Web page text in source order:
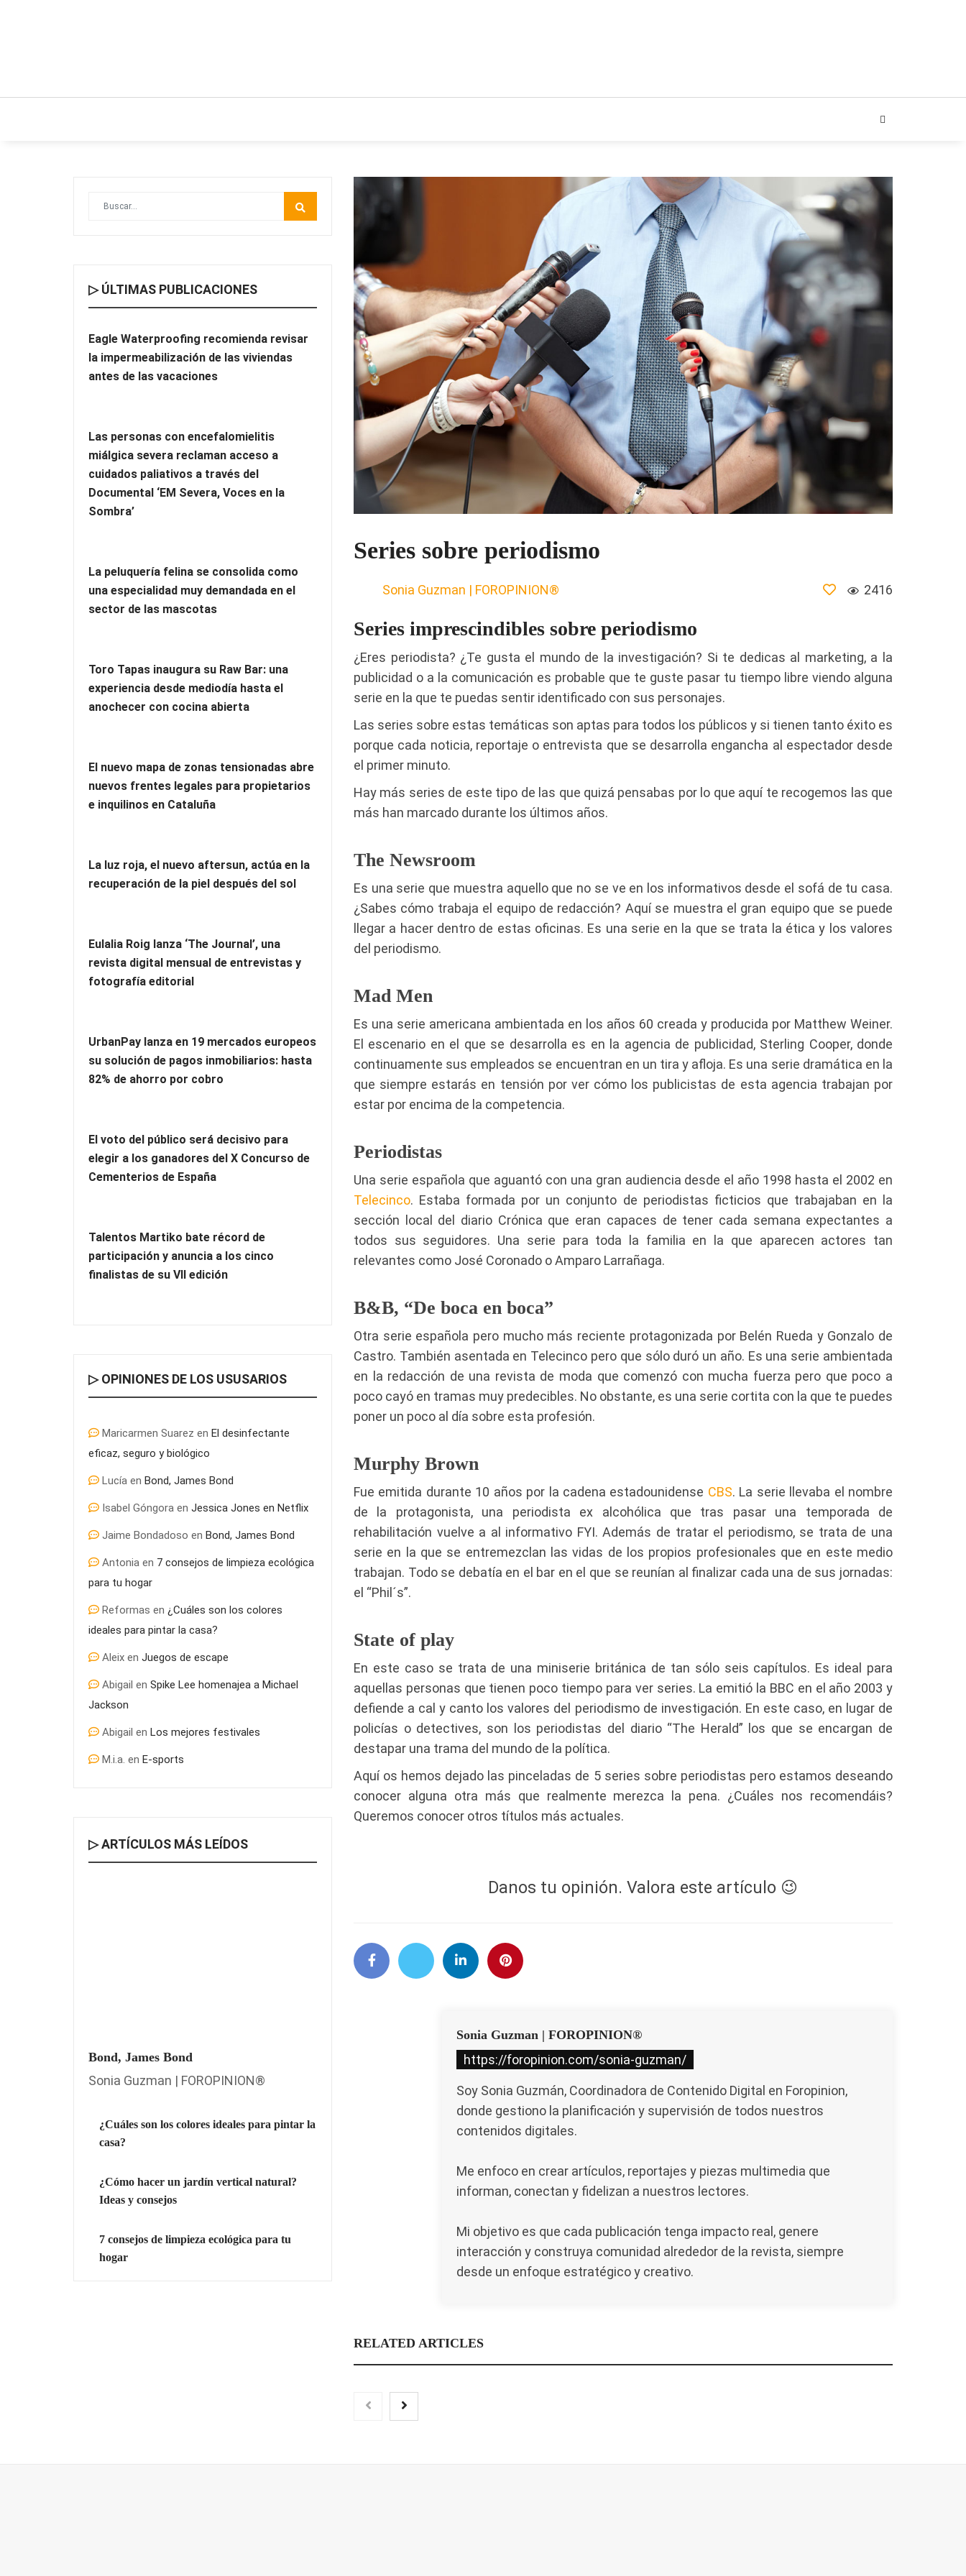
Series sobre periodismo
Sonia Guzman | FOROPINION® 2416
Series imprescindibles sobre periodismo
¿Eres periodista? ¿Te gusta el mundo de la investigación? Si te dedicas al marketing, a la
publicidad o a la comunicación es probable que te guste pasar tu tiempo libre viendo alguna
serie en la que te puedas sentir identificado con sus personajes.
Las series sobre estas temáticas son aptas para todos los públicos y si tienen tanto éxito es
porque cada noticia, reportaje o entrevista que se desarrolla engancha al espectador desde
el primer minuto.
Hay más series de este tipo de las que quizá pensabas por lo que aquí te recogemos las que
más han marcado durante los últimos años.
The Newsroom
Es una serie que muestra aquello que no se ve en los informativos desde el sofá de tu casa.
¿Sabes cómo trabaja el equipo de redacción? Aquí se muestra el gran equipo que se puede
llegar a hacer dentro de estas oficinas. Es una serie en la que se trata la ética y los valores
del periodismo.
Mad Men
Es una serie americana ambientada en los años 60 creada y producida por Matthew Weiner.
El escenario en el que se desarrolla es en la agencia de publicidad, Sterling Cooper, donde
continuamente sus empleados se encuentran en un tira y afloja. Es una serie dramática en la
que siempre estarás en tensión por ver cómo los publicistas de esta agencia trabajan por
estar por encima de la competencia.
Periodistas
Una serie española que aguantó con una gran audiencia desde el año 1998 hasta el 2002 en
Telecinco. Estaba formada por un conjunto de periodistas ficticios que trabajaban en la
sección local del diario Crónica que eran capaces de tener cada semana expectantes a
todos sus seguidores. Una serie para toda la familia en la que aparecen actores tan
relevantes como José Coronado o Amparo Larrañaga.
B&B, “De boca en boca”
Otra serie española pero mucho más reciente protagonizada por Belén Rueda y Gonzalo de
Castro. También asentada en Telecinco pero que sólo duró un año. Es una serie ambientada
en la redacción de una revista de moda que comenzó con mucha fuerza pero que poco a
poco cayó en tramas muy predecibles. No obstante, es una serie cortita con la que te puedes
poner un poco al día sobre esta profesión.
Murphy Brown
Fue emitida durante 10 años por la cadena estadounidense CBS. La serie llevaba el nombre
de la protagonista, una periodista ex alcohólica que tras pasar una temporada de
rehabilitación vuelve a al informativo FYI. Además de tratar el periodismo, se trata de una
serie en la que se entremezclan las vidas de los propios profesionales que en este medio
trabajan. Todo se debatía en el bar en el que se reunían al finalizar cada una de sus jornadas:
el “Phil´s”.
State of play
En este caso se trata de una miniserie británica de tan sólo seis capítulos. Es ideal para
aquellas personas que tienen poco tiempo para ver series. La emitió la BBC en el año 2003 y
defiende a cal y canto los valores del periodismo de investigación. En este caso, en lugar de
policías o detectives, son los periodistas del diario “The Herald” los que se encargan de
destapar una trama del mundo de la política.
Aquí os hemos dejado las pinceladas de 5 series sobre periodistas pero estamos deseando
conocer alguna otra más que realmente merezca la pena. ¿Cuáles nos recomendáis?
Queremos conocer otros títulos más actuales.
Danos tu opinión. Valora este artículo 😉
Sonia Guzman | FOROPINION®
https://foropinion.com/sonia-guzman/
Soy Sonia Guzmán, Coordinadora de Contenido Digital en Foropinion,
donde gestiono la planificación y supervisión de todos nuestros
contenidos digitales.
Me enfoco en crear artículos, reportajes y piezas multimedia que
informan, conectan y fidelizan a nuestros lectores.
Mi objetivo es que cada publicación tenga impacto real, genere
interacción y construya comunidad alrededor de la revista, siempre
desde un enfoque estratégico y creativo.
RELATED ARTICLES
▷ ÚLTIMAS PUBLICACIONES
Eagle Waterproofing recomienda revisar
la impermeabilización de las viviendas
antes de las vacaciones
Las personas con encefalomielitis
miálgica severa reclaman acceso a
cuidados paliativos a través del
Documental ‘EM Severa, Voces en la
Sombra’
La peluquería felina se consolida como
una especialidad muy demandada en el
sector de las mascotas
Toro Tapas inaugura su Raw Bar: una
experiencia desde mediodía hasta el
anochecer con cocina abierta
El nuevo mapa de zonas tensionadas abre
nuevos frentes legales para propietarios
e inquilinos en Cataluña
La luz roja, el nuevo aftersun, actúa en la
recuperación de la piel después del sol
Eulalia Roig lanza ‘The Journal’, una
revista digital mensual de entrevistas y
fotografía editorial
UrbanPay lanza en 19 mercados europeos
su solución de pagos inmobiliarios: hasta
82% de ahorro por cobro
El voto del público será decisivo para
elegir a los ganadores del X Concurso de
Cementerios de España
Talentos Martiko bate récord de
participación y anuncia a los cinco
finalistas de su VII edición
▷ OPINIONES DE LOS USUSARIOS
Maricarmen Suarez en El desinfectante
eficaz, seguro y biológico
Lucía en Bond, James Bond
Isabel Góngora en Jessica Jones en Netflix
Jaime Bondadoso en Bond, James Bond
Antonia en 7 consejos de limpieza ecológica
para tu hogar
Reformas en ¿Cuáles son los colores
ideales para pintar la casa?
Aleix en Juegos de escape
Abigail en Spike Lee homenajea a Michael
Jackson
Abigail en Los mejores festivales
M.i.a. en E-sports
▷ ARTÍCULOS MÁS LEÍDOS
Bond, James Bond
Sonia Guzman | FOROPINION®
¿Cuáles son los colores ideales para pintar la
casa?
¿Cómo hacer un jardín vertical natural?
Ideas y consejos
7 consejos de limpieza ecológica para tu
hogar